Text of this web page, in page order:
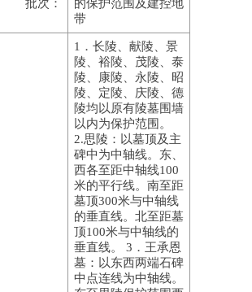
批次：
的保护范围及建控地
带
1．长陵、献陵、景
陵、裕陵、茂陵、泰
陵、康陵、永陵、昭
陵、定陵、庆陵、德
陵均以原有陵墓围墙
以内为保护范围。
2.思陵：以墓顶及主
碑中为中轴线。东、
西各至距中轴线100
米的平行线。南至距
墓顶300米与中轴线
的垂直线。北至距墓
顶100米与中轴线的
垂直线。 3．王承恩
墓：以东西两端石碑
中点连线为中轴线。